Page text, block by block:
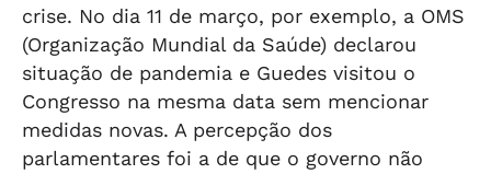
crise. No dia 11 de março, por exemplo, a OMS
(Organização Mundial da Saúde) declarou
situação de pandemia e Guedes visitou o
Congresso na mesma data sem mencionar
medidas novas. A percepção dos
parlamentares foi a de que o governo não